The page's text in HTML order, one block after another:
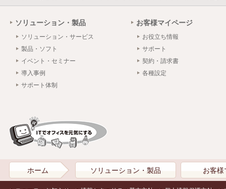
ソリューション・製品
ソリューション・サービス
製品・ソフト
イベント・セミナー
導入事例
サポート体制
お客様マイページ
お役立ち情報
サポート
契約・請求書
各種設定
ホーム ソリューション・製品 お客様